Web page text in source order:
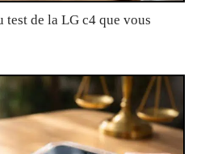
test de la LG c4 que vous